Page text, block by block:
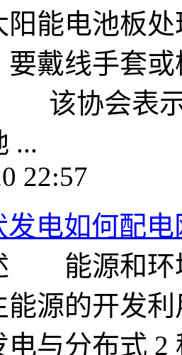
阳能电池板
要戴线手套
该协会表示
...
22:57
发电如何配
能源和环
能源的开发
电与分布式